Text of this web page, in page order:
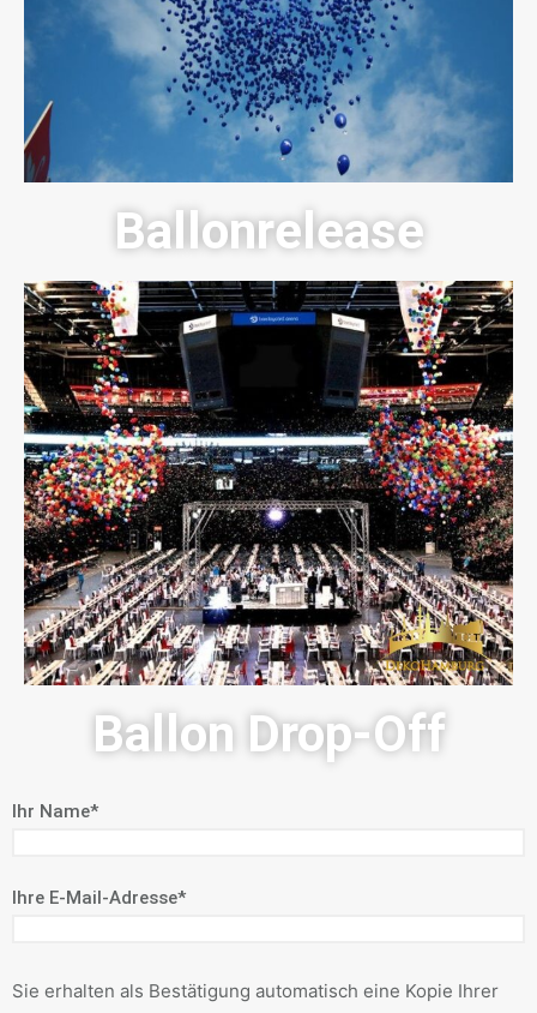
Ballonrelease
Ballon Drop-Off
Ihr Name*
Ihre E-Mail-Adresse*
Sie erhalten als Bestätigung automatisch eine Kopie Ihrer